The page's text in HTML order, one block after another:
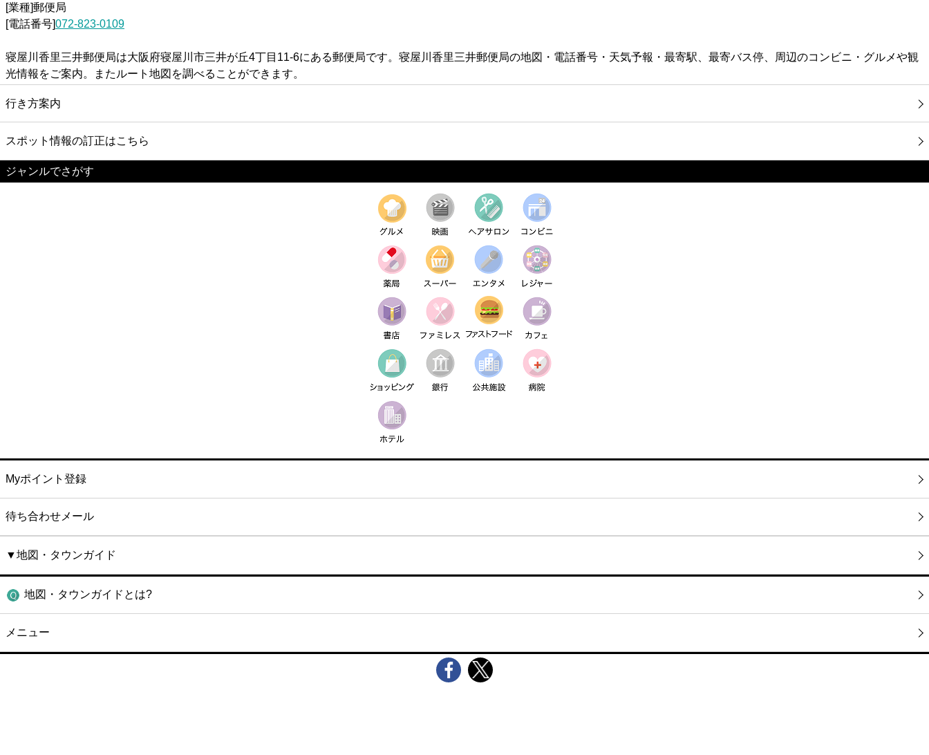
[業種]郵便局
[電話番号]072-823-0109
寝屋川香里三井郵便局は大阪府寝屋川市三井が丘4丁目11-6にある郵便局です。寝屋川香里三井郵便局の地図・電話番号・天気予報・最寄駅、最寄バス停、周辺のコンビニ・グルメや観
光情報をご案内。またルート地図を調べることができます。
行き方案内
スポット情報の訂正はこちら
ジャンルでさがす
Myポイント登録
待ち合わせメール
▼地図・タウンガイド
地図・タウンガイドとは?
メニュー